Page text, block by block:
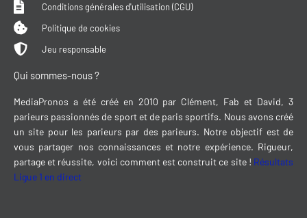
Conditions générales d'utilisation (CGU)
Politique de cookies
Jeu responsable
Qui sommes-nous ?
MediaPronos a été créé en 2010 par Clément, Fab et David, 3
parieurs passionnés de sport et de paris sportifs. Nous avons créé
un site pour les parieurs par des parieurs. Notre objectif est de
vous partager nos connaissances et notre expérience. Rigueur,
partage et réussite, voici comment est construit ce site ! Résultats
Ligue 1 en direct